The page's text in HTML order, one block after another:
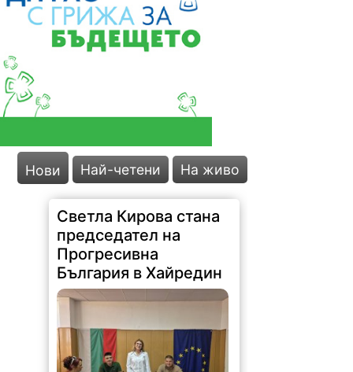
Нови Най-четени На живо
Светла Кирова стана
председател на
Прогресивна
България в Хайредин